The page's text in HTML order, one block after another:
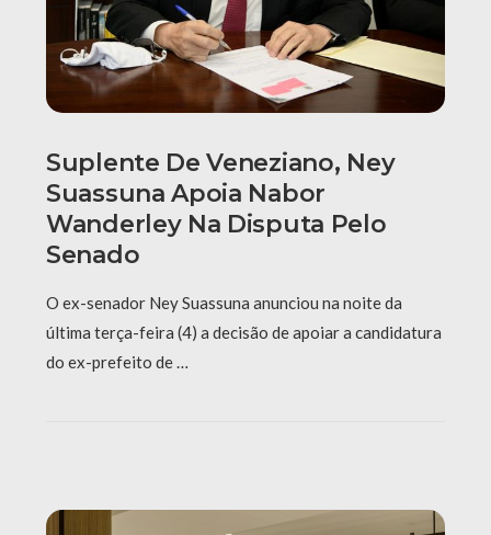
Suplente De Veneziano, Ney
Suassuna Apoia Nabor
Wanderley Na Disputa Pelo
Senado
O ex-senador Ney Suassuna anunciou na noite da
última terça-feira (4) a decisão de apoiar a candidatura
do ex-prefeito de …